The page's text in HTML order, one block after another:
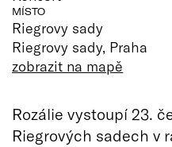
MÍSTO
Riegrovy sady
Riegrovy sady, Praha
zobrazit na mapě
Rozálie vystoupí 23.
Riegrových sadech v